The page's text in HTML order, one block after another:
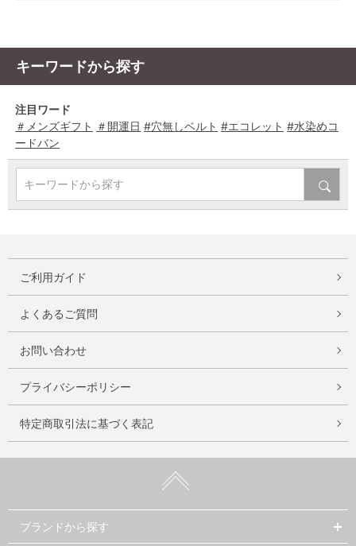
キーワードから探す
注目ワード
＃メンズギフト ＃開運日 #穴無しベルト #エコレット #水染めコ
ードバン
キーワードから探す
ご利用ガイド
よくあるご質問
お問い合わせ
プライバシーポリシー
特定商取引法に基づく表記
ブランドから探す